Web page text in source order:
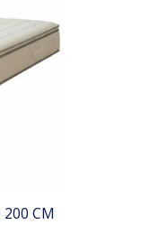
200 CM